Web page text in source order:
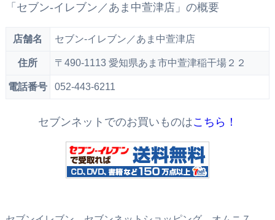
「セブン‐イレブン／あま中萱津店」の概要
店舗名 セブン‐イレブン／あま中萱津店
住所 〒490-1113 愛知県あま市中萱津稲干場２２
電話番号 052-443-6211
セブンネットでのお買いものはこちら！